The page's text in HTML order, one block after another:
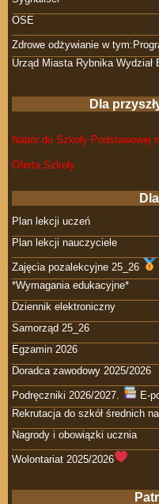
OSE
Zdrowe odżywianie w
Urząd Miasta Rybnika Wydział
Dla
Nabór do Szkoły Podstawowej
Oferta Szkoły
Plan lekcji uczeń
Plan lekcji nauczyciele
Zajęcia pozalekcyjne 25_26
*Wymagania edukacyjne*
Dziennik elektroniczny
Samorząd 25_26
Egzamin 2026
Doradca zawodowy 2025/2026
Podręczniki 2026/2027.
E-
Rekrutacja do szkół średnich
Nagrody i obowiązki ucznia
Wolontariat 2025/2026